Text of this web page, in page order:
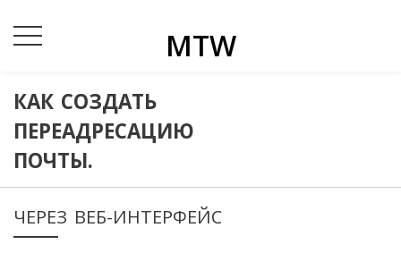
MTW
КАК СОЗДАТЬ
ПЕРЕАДРЕСАЦИЮ
ПОЧТЫ.
ЧЕРЕЗ ВЕБ-ИНТЕРФЕЙС